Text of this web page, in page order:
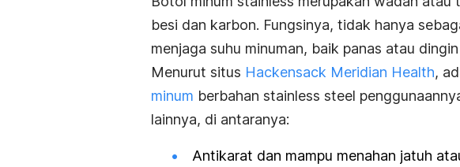
besi dan karbon. Fungsinya, tidak hanya
menjaga suhu minuman, baik panas atau
Menurut situs Hackensack Meridian Health,
minum berbahan stainless steel
lainnya, di antaranya:
Antikarat dan mampu menahan jatuh